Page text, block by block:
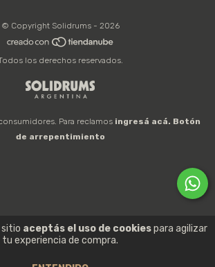
sitio aceptás el uso de cookiespara agilizar
tu experiencia de compra.
© Copyright Solidrums - 2026
los derechos reservados.
Para reclamos ingresá acá. Botón
de arrepentimiento